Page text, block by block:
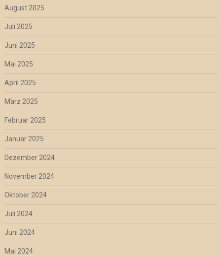
August 2025
Juli 2025
Juni 2025
Mai 2025
April 2025
März 2025
Februar 2025
Januar 2025
Dezember 2024
November 2024
Oktober 2024
Juli 2024
Juni 2024
Mai 2024